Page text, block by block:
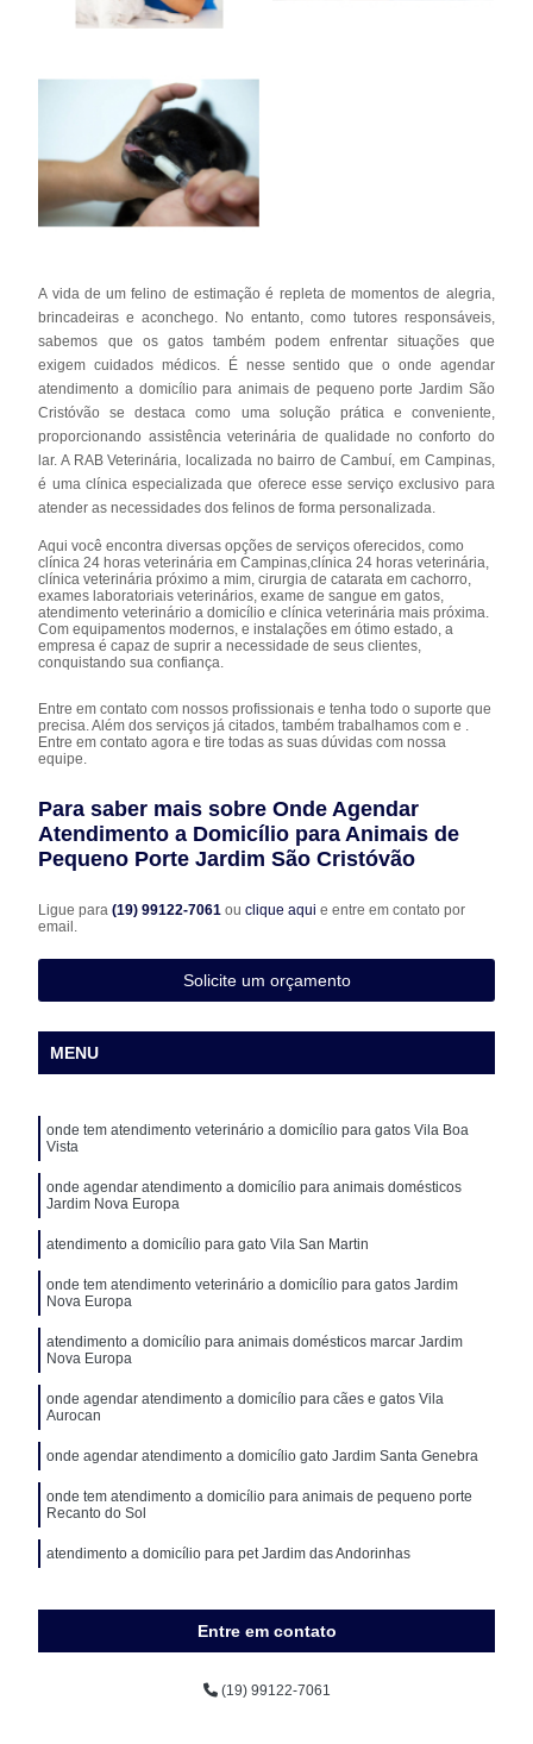
A vida de um felino de estimação é repleta de momentos de alegria,
brincadeiras e aconchego. No entanto, como tutores responsáveis,
sabemos que os gatos também podem enfrentar situações que
exigem cuidados médicos. É nesse sentido que o onde agendar
atendimento a domicílio para animais de pequeno porte Jardim São
Cristóvão se destaca como uma solução prática e conveniente,
proporcionando assistência veterinária de qualidade no conforto do
lar. A RAB Veterinária, localizada no bairro de Cambuí, em Campinas,
é uma clínica especializada que oferece esse serviço exclusivo para
atender as necessidades dos felinos de forma personalizada.
Aqui você encontra diversas opções de serviços oferecidos, como
clínica 24 horas veterinária em Campinas,clínica 24 horas veterinária,
clínica veterinária próximo a mim, cirurgia de catarata em cachorro,
exames laboratoriais veterinários, exame de sangue em gatos,
atendimento veterinário a domicílio e clínica veterinária mais próxima.
Com equipamentos modernos, e instalações em ótimo estado, a
empresa é capaz de suprir a necessidade de seus clientes,
conquistando sua confiança.
Entre em contato com nossos profissionais e tenha todo o suporte que
precisa. Além dos serviços já citados, também trabalhamos com e .
Entre em contato agora e tire todas as suas dúvidas com nossa
equipe.
Para saber mais sobre Onde Agendar
Atendimento a Domicílio para Animais de
Pequeno Porte Jardim São Cristóvão
Ligue para(19) 99122-7061ouclique aqui e entre em contato por
email.
Solicite um orçamento
MENU
onde tem atendimento veterinário a domicílio para gatos Vila Boa
Vista
onde agendar atendimento a domicílio para animais domésticos
Jardim Nova Europa
atendimento a domicílio para gato Vila San Martin
onde tem atendimento veterinário a domicílio para gatos Jardim
Nova Europa
atendimento a domicílio para animais domésticos marcar Jardim
Nova Europa
onde agendar atendimento a domicílio para cães e gatos Vila
Aurocan
onde agendar atendimento a domicílio gato Jardim Santa Genebra
onde tem atendimento a domicílio para animais de pequeno porte
Recanto do Sol
atendimento a domicílio para pet Jardim das Andorinhas
Barros
Entre em contato
(19) 99122-7061